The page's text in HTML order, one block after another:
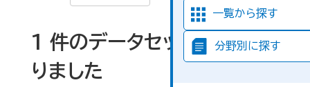
一覧から探す
分野別に探す
1 件のデータセットが見つか
りました